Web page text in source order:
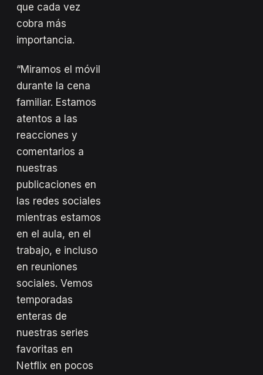
que cada vez
cobra más
importancia.
“Miramos el móvil
durante la cena
familiar. Estamos
atentos a las
reacciones y
comentarios a
nuestras
publicaciones en
las redes sociales
mientras estamos
en el aula, en el
trabajo, e incluso
en reuniones
sociales. Vemos
temporadas
enteras de
nuestras series
favoritas en
Netflix en pocos